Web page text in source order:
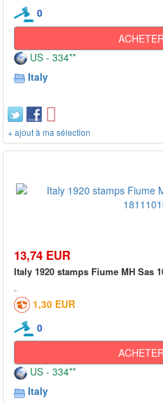
0
ACHETER
US - 334**
Italy
+ ajout à ma sélection
13,74 EUR
Italy 1920 stamps Fiume MH Sas
1,30 EUR
0
US - 334**
Italy